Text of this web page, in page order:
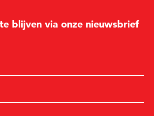
blijven via onze nieuwsbrief